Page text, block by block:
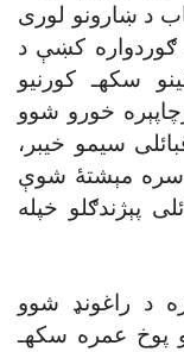
د ښارونو لورى
کښې د
سکهـ کورنيو
خورو شوو
سيمو خيبر،
سره مېشتۀ شوې
پېژندګلو خپله
د راغونډ شوو
پوخ عمره سکهـ